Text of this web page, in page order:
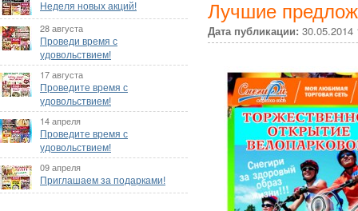
Неделя новых акций!
28 августа
Проведи время с
удовольствием!
17 августа
Проведите время с
удовольствием!
14 апреля
Проведите время с
удовольствием!
09 апреля
Приглашаем за подарками!
Лучшие
Дата публикации: 30.05.2014